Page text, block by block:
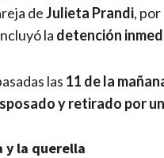
deJulieta Prandi,
la detención
las 11 de la
y retirado por
y la querella